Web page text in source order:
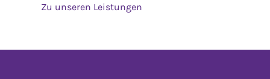
Zu unseren Leistungen